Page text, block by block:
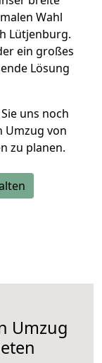
Wahl
Lütjenburg.
ein großes
Lösung
uns noch
Umzug von
zu planen.
Umzug